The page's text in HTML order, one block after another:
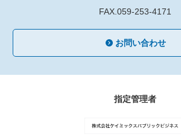
FAX.059-253-4171
お問い合わせ
指定管理者